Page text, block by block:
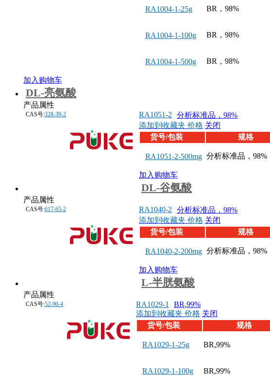
RA1004-1-25g BR，98%
RA1004-1-100g BR，98%
RA1004-1-500g BR，98%
加入购物车
DL-亮氨酸
产品属性
CAS号:328-39-2 RA1051-2 分析标准品，98%
添加到收藏夹 价格 关闭
货号/包装
规格
RA1051-2-500mg 分析标准品，98%
加入购物车
DL-谷氨酸
产品属性
CAS号:617-65-2 RA1040-2 分析标准品，98%
添加到收藏夹 价格 关闭
货号/包装
规格
RA1040-2-200mg 分析标准品，98%
加入购物车
L-半胱氨酸
产品属性
CAS号:52-90-4 RA1029-1
BR,99%
添加到收藏夹 价格 关闭
货号/包装
规格
RA1029-1-25g BR,99%
RA1029-1-100g BR,99%